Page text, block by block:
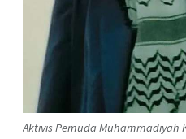
Aktivis Pemuda Muhammadiyah